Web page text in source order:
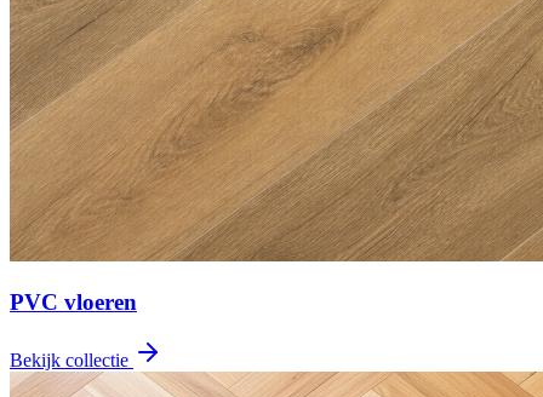
PVC vloeren
Bekijk collectie